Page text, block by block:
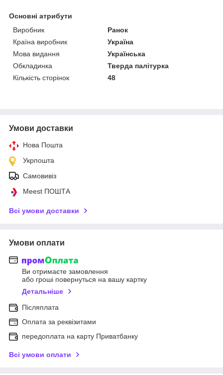
Основні атрибути
Виробник
Ранок
Країна виробник
Україна
Мова видання
Українська
Обкладинка
Тверда палітурка
Кількість сторінок
48
Умови доставки
Нова Пошта
Укрпошта
Самовивіз
Meest ПОШТА
Всі умови доставки
Умови оплати
Ви отримаєте замовлення
або гроші повернуться на вашу картку
Детальніше
Післяплата
Оплата за реквізитами
передоплата на карту Приватбанку
Всі умови оплати